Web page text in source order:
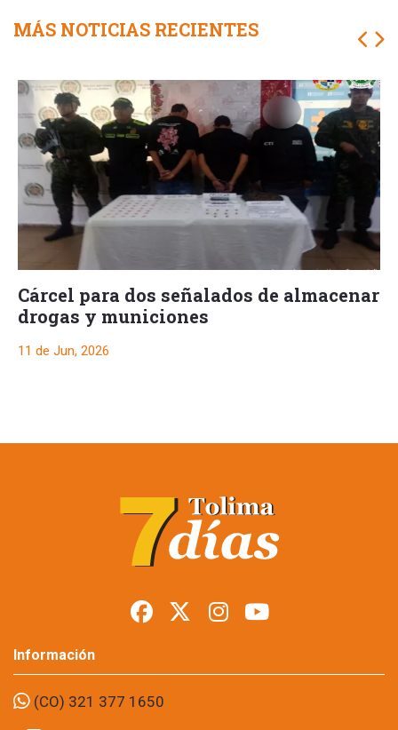
MÁS NOTICIAS RECIENTES
Cárcel para dos señalados de almacenar
drogas y municiones
11 de Jun, 2026
señalados de
almacenar drogas y
municiones
Foto: suministrada a Tolima7Días.
11 de Jun, 2026